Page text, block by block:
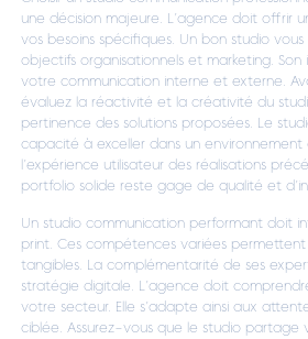
une décision majeure. L’agence doit offrir
vos besoins spécifiques. Un bon studio
objectifs organisationnels et marketing.
votre communication interne et externe.
évaluez la réactivité et la créativité du
pertinence des solutions proposées. Le
capacité à exceller dans un
l’expérience utilisateur des réalisations
portfolio solide reste gage de qualité et
Un studio communication performant doit
print. Ces compétences variées
tangibles. La complémentarité de ses
stratégie digitale. L’agence doit
votre secteur. Elle s’adapte ainsi aux
ciblée. Assurez-vous que le studio partage